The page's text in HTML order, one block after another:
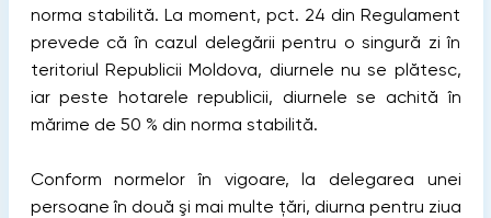
norma stabilită. La moment, pct. 24 din Regulament
prevede că în cazul delegării pentru o singură zi în
teritoriul Republicii Moldova, diurnele nu se plătesc,
iar peste hotarele republicii, diurnele se achită în
mărime de 50 % din norma stabilită.
Conform normelor în vigoare, la delegarea unei
persoane în două şi mai multe ţări, diurna pentru ziua